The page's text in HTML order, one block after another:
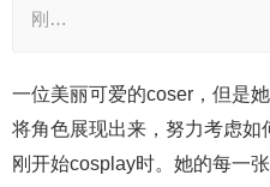
刚…
一位美丽可爱的coser，但是
将角色展现出来，努力考虑如
刚开始cosplay时。她的每一